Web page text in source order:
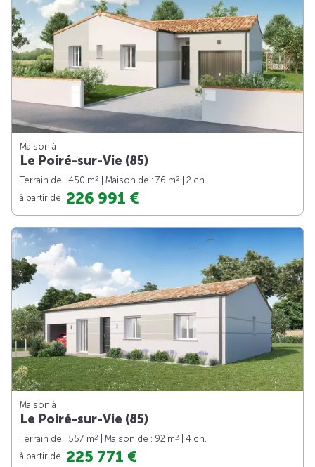
Maison à
Le Poiré-sur-Vie (85)
Terrain de : 450 m2 | Maison de : 76 m2
| 2 ch.
à partir de 226 991 €
Maison à
Le Poiré-sur-Vie (85)
Terrain de : 557 m2 | Maison de : 92 m2
| 4 ch.
à partir de 225 771 €